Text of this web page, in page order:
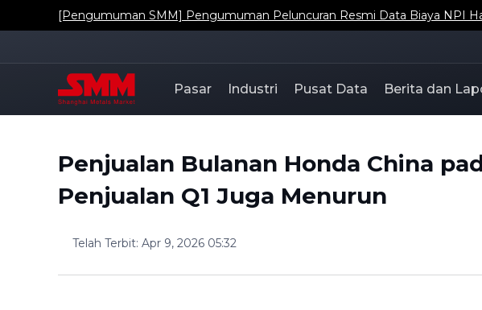
[Pengumuman SMM] Pengumuman Peluncuran Resmi Data Biaya NPI
Pasar Industri Pusat Data Berita dan
Penjualan Bulanan Honda China
Penjualan Q1 Juga Menurun
Telah Terbit: Apr 9, 2026 05:32